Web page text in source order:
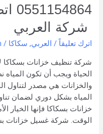
شركة العربي
اترك تعليقاً / العربي, سكاكا /
شركة تنظيف خزانات بسكاكا
الحياة ويجب أن تكون
والخزانات هي مصدر لتناول
المياه بشكل دوري لضمان
خزانات بسكاكا فإنها الخيار
الوقت. شركة غسيل خزانات